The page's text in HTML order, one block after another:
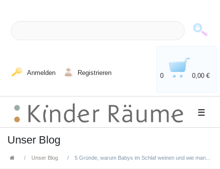
Anmelden Registrieren 0 0,00 €
☰
Unser Blog
Unser Blog 5 Gründe, warum Babys im Schlaf weinen und wie man...